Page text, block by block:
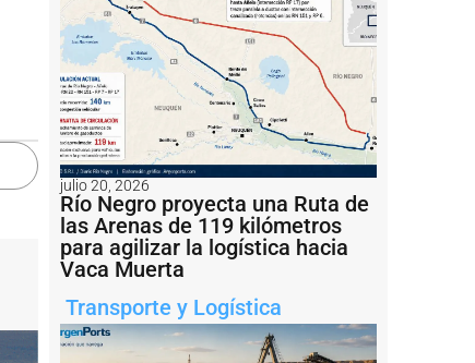
julio 20, 2026
Río Negro proyecta una Ruta de
las Arenas de 119 kilómetros
para agilizar la logística hacia
Vaca Muerta
Transporte y Logística